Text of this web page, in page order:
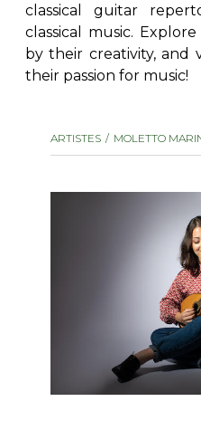
SHEET MUSIC FOR OTHER
INSTRUMENTS
SHEET MUSIC FOR
OTHER PRODUCTS
classical guitar
classical music.
by their creativity,
their passion for music!
ARTISTES MOLETTO